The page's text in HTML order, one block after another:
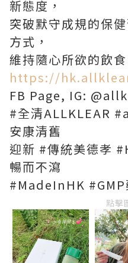
新態度，
突破默守成規的保
⽅式，
維持隨⼼所欲的飲食
https://
FB Page, IG:
#全清ALLKLEAR
安康清舊
迎新 #傳統美德孝
暢⽽不瀉
#MadeInHK #GMP
點擊